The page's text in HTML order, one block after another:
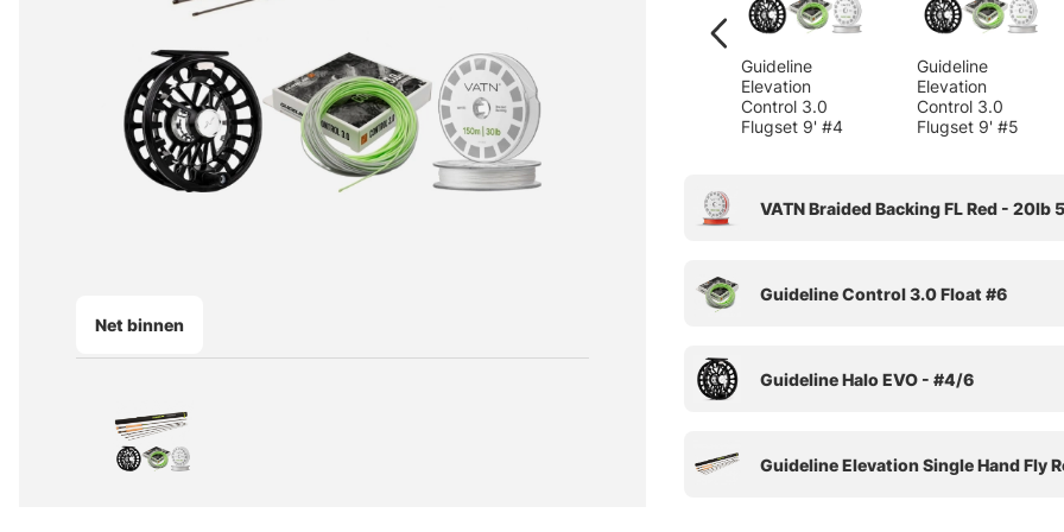
Net binnen
Guideline
Elevation
Control 3.0
Flugset 9' #4
Guideline
Elevation
Control 3.0
Flugset 9' #5